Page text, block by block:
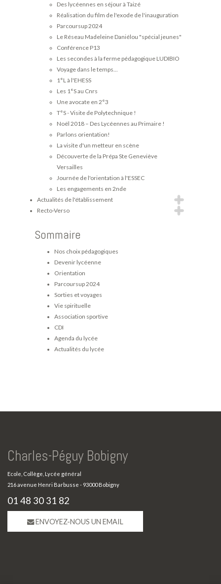
Des lycéennes en séjour à Taizé
Réalisation du film de l'exode de l'inauguration
Parcoursup 2024
Le Réseau Madeleine Daniélou "spécial jeunes"
Conférence P13
Les secondes à la ferme pédagogique LUDIBIO
Voyage dans le temps...
1°L à l'EHESS
Les 1°S au Cnrs
Une avocate en 2°3
T°S - Visite de Polytechnique !
Noël 2018 – Des Lycéennes au Primaire !
Parlons orientation!
La visite d'un metteur en scène
Découverte de la Prépa Ste Geneviève
Versailles
Journée de l'orientation à l'ESSEC
Les engagements en 2nde
Actualités de l'établissement
Recto-Verso
Sommaire
Nos choix pédagogiques
Devenir lycéenne
Orientation
Parcoursup 2024
Sorties et voyages
Vie spirituelle
Association sportive
CDI
Agenda du lycée
Actualités du lycée
Charles-Péguy Bobigny
Ecole, Collège, Lycée général
216 avenue Henri Barbusse - 93000 Bobigny
01 48 30 31 82
ENVOYEZ-NOUS UN EMAIL